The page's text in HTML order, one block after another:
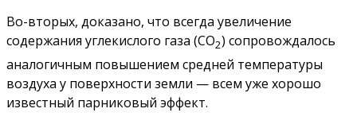
Во-вторых, доказано, что всегда увеличение
содержания углекислого газа (СО2) сопровождалось
аналогичным повышением средней температуры
воздуха у поверхности земли — всем уже хорошо
известный парниковый эффект.